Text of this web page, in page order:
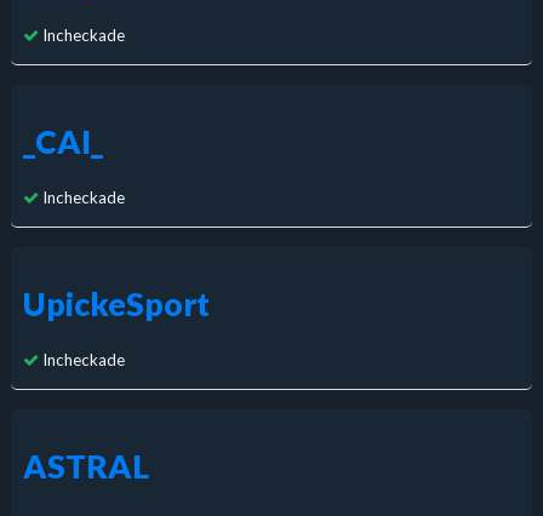
Incheckade
_CAI_
Incheckade
UpickeSport
Incheckade
ASTRAL